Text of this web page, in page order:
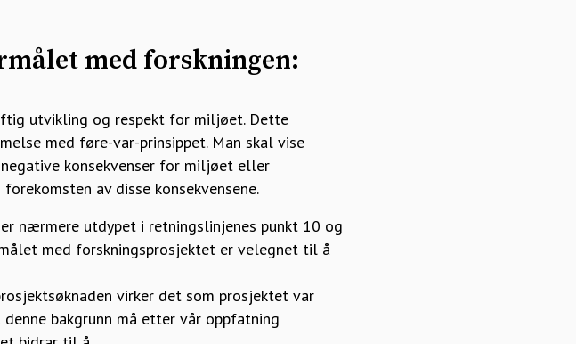
med forskningen:
utvikling og respekt for miljøet. Dette
med føre-var-prinsippet. Man skal vise
konsekvenser for miljøet eller
av disse konsekvensene.
nærmere utdypet i retningslinjenes punkt 10 og
med forskningsprosjektet er velegnet til å
virker det som prosjektet var
bakgrunn må etter vår oppfatning